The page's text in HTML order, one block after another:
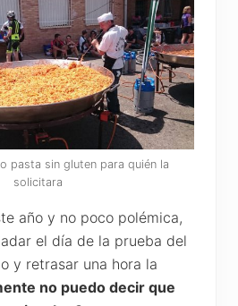
pasta sin gluten para quién la
solicitara
año y no poco polémica,
el día de la prueba del
y retrasar una hora la
no puedo decir que